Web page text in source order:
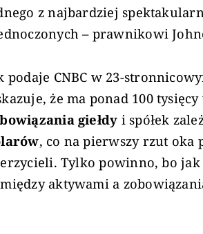
z najbardziej
– prawnikowi
podaje CNBC w 23-
że ma ponad 100
giełdy i spółek
, co na pierwszy rzut oka
Tylko powinno, bo
aktywami a